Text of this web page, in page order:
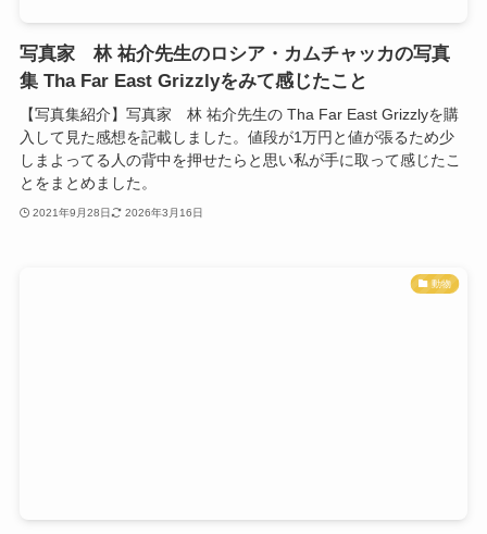
写真家 林 祐介先生のロシア・カムチャッカの写真
集 Tha Far East Grizzlyをみて感じたこと
【写真集紹介】写真家 林 祐介先生の Tha Far East Grizzlyを購
入して見た感想を記載しました。値段が1万円と値が張るため少
しまよってる人の背中を押せたらと思い私が手に取って感じたこ
とをまとめました。
2021年9月28日 2026年3月16日
動物